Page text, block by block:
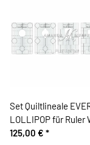
Set Quiltlineale
LOLLIPOP für Ruler
Amanda Murphy
125,00 € *